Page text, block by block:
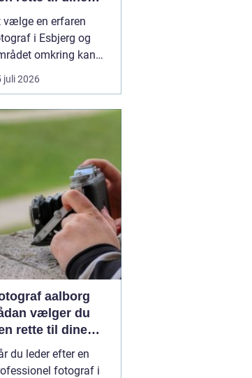
minder
vælge en erfaren
i Esbjerg og
omkring kan
forskellen mellem
du hurtigt
lov at hænge på
fotograf planlæ...
juli 2026
aalborg
vælger du
rette til dine
øjeblikke
du leder efter en
fotograf i